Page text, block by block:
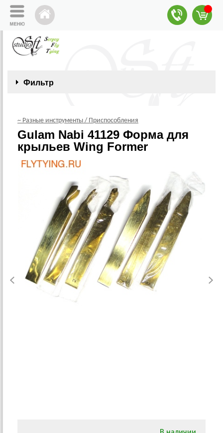
Фильтр
~ Разные инструменты / Приспособления
Gulam Nabi 41129 Форма для
крыльев Wing Former